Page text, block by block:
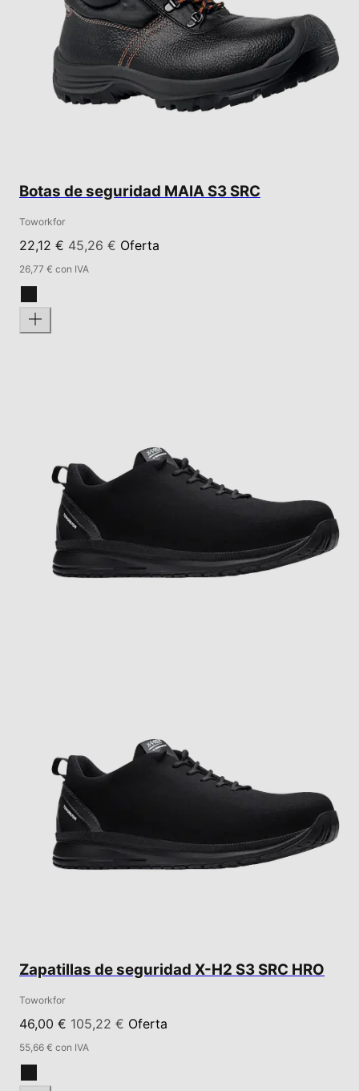
Botas de seguridad MAIA S3 SRC
Toworkfor
22,12 € 45,26 € Oferta
26,77 € con IVA
Zapatillas de seguridad X-H2 S3 SRC HRO
Toworkfor
46,00 € 105,22 € Oferta
55,66 € con IVA